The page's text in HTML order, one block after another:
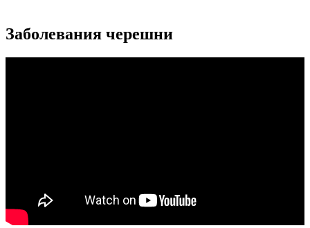
Заболевания черешни